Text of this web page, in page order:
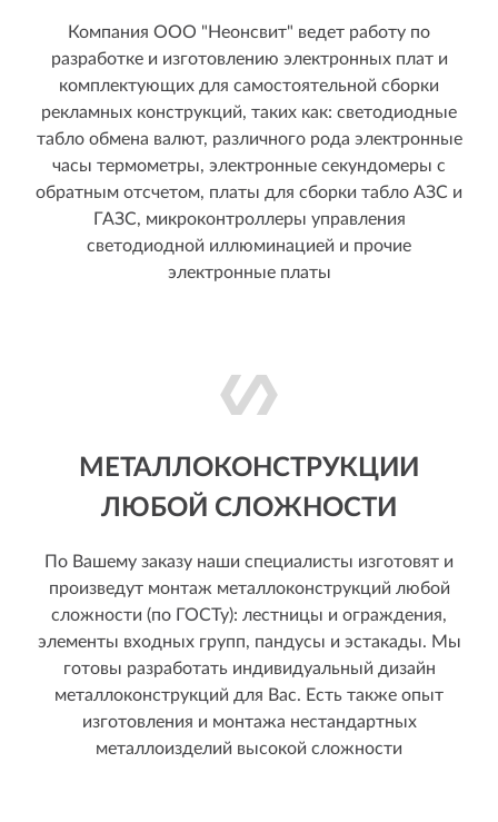
Компания ООО "Неонсвит" ведет работу по
разработке и изготовлению электронных плат и
комплектующих для самостоятельной сборки
рекламных конструкций, таких как: светодиодные
табло обмена валют, различного рода электронные
часы термометры, электронные секундомеры с
обратным отсчетом, платы для сборки табло АЗС и
ГАЗС, микроконтроллеры управления
светодиодной иллюминацией и прочие
электронные платы
МЕТАЛЛОКОНСТРУКЦИИ
ЛЮБОЙ СЛОЖНОСТИ
По Вашему заказу наши специалисты изготовят и
произведут монтаж металлоконструкций любой
сложности (по ГОСТу): лестницы и ограждения,
элементы входных групп, пандусы и эстакады. Мы
готовы разработать индивидуальный дизайн
металлоконструкций для Вас. Есть также опыт
изготовления и монтажа нестандартных
металлоизделий высокой сложности